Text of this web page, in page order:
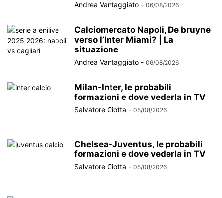
Andrea Vantaggiato - 06/08/2026
Calciomercato Napoli, De bruyne
verso l’Inter Miami? | La
situazione
Andrea Vantaggiato - 06/08/2026
Milan-Inter, le probabili
formazioni e dove vederla in TV
Salvatore Ciotta - 05/08/2026
Chelsea-Juventus, le probabili
formazioni e dove vederla in TV
Salvatore Ciotta - 05/08/2026